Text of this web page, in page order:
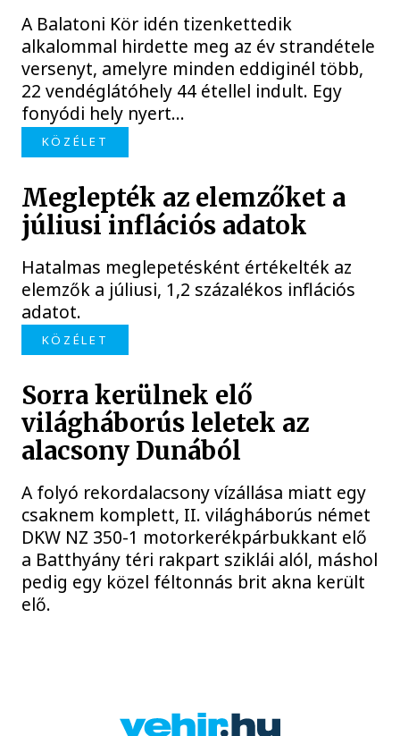
A Balatoni Kör idén tizenkettedik
alkalommal hirdette meg az év strandétele
versenyt, amelyre minden eddiginél több,
22 vendéglátóhely 44 étellel indult. Egy
fonyódi hely nyert...
KÖZÉLET
Meglepték az elemzőket a
júliusi inflációs adatok
Hatalmas meglepetésként értékelték az
elemzők a júliusi, 1,2 százalékos inflációs
adatot.
KÖZÉLET
Sorra kerülnek elő
világháborús leletek az
alacsony Dunából
A folyó rekordalacsony vízállása miatt egy
csaknem komplett, II. világháborús német
DKW NZ 350-1 motorkerékpárbukkant elő
a Batthyány téri rakpart sziklái alól, máshol
pedig egy közel féltonnás brit akna került
elő.